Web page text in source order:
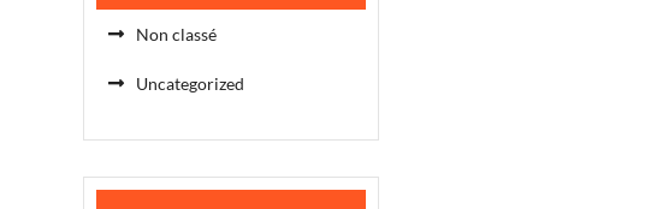
Non classé
Uncategorized